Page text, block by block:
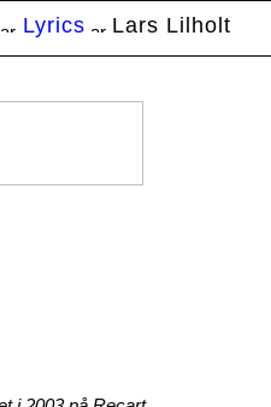
Lyrics Lars Lilholt